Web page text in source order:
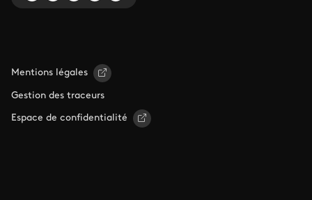
Mentions légales
Gestion des traceurs
Espace de confidentialité